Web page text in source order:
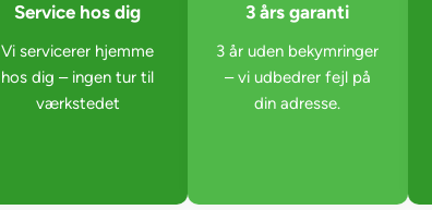
Service hos dig
Vi servicerer hjemme
hos dig – ingen tur til
værkstedet
3 års garanti
3 år uden bekymringer
– vi udbedrer fejl på
din adresse.